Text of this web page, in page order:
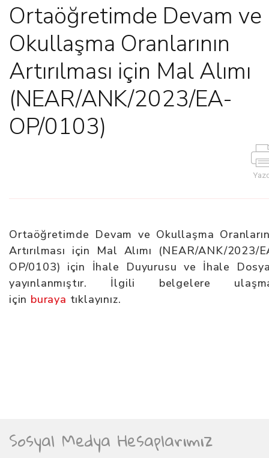
Ortaöğretimde Devam ve
Okullaşma Oranlarının
Artırılması için Mal Alımı
(NEAR/ANK/2023/EA-
OP/0103)
Ortaöğretimde Devam ve Okullaşma
Artırılması için Mal Alımı (NEAR/ANK/2023/
OP/0103) için İhale Duyurusu ve İhale
yayınlanmıştır. İlgili belgelere
için buraya tıklayınız.
Sosyal Medya Hesaplarımız